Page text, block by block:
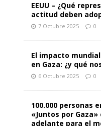
EEUU – ¿Qué
actitud deben
7 Octubre 2025 0
El impacto
en Gaza: ¿y qué
6 Octubre 2025 0
100.000 personas
«Juntos por
adelante para el